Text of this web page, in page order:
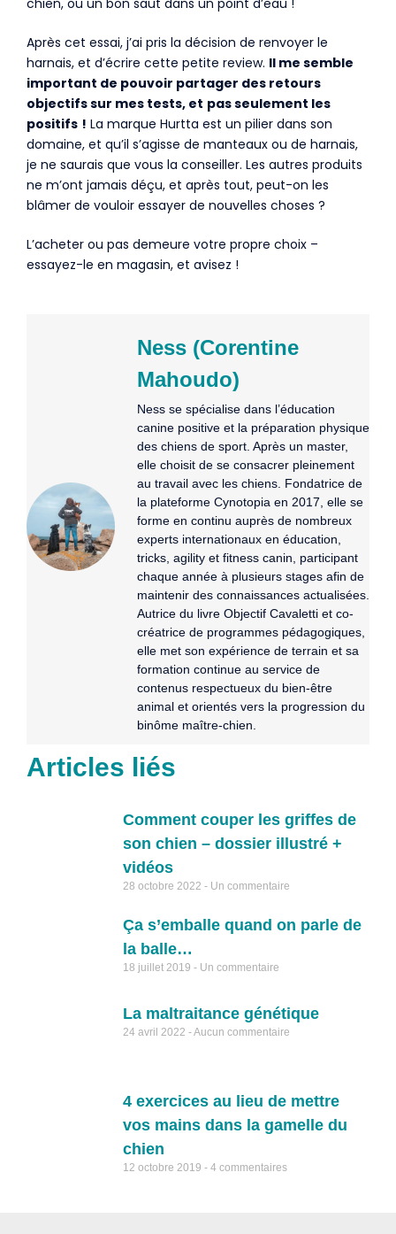
chien, ou un bon saut dans un point d’eau !
Après cet essai, j’ai pris la décision de renvoyer le
harnais, et d’écrire cette petite review. Il me semble
important de pouvoir partager des retours
objectifs sur mes tests, et pas seulement les
positifs ! La marque Hurtta est un pilier dans son
domaine, et qu’il s’agisse de manteaux ou de harnais,
je ne saurais que vous la conseiller. Les autres produits
ne m’ont jamais déçu, et après tout, peut-on les
blâmer de vouloir essayer de nouvelles choses ?
L’acheter ou pas demeure votre propre choix –
essayez-le en magasin, et avisez !
Ness (Corentine
Mahoudo)
Ness se spécialise dans l’éducation
canine positive et la préparation physique
des chiens de sport. Après un master,
elle choisit de se consacrer pleinement
au travail avec les chiens. Fondatrice de
la plateforme Cynotopia en 2017, elle se
forme en continu auprès de nombreux
experts internationaux en éducation,
tricks, agility et fitness canin, participant
chaque année à plusieurs stages afin de
maintenir des connaissances actualisées.
Autrice du livre Objectif Cavaletti et co-
créatrice de programmes pédagogiques,
elle met son expérience de terrain et sa
formation continue au service de
contenus respectueux du bien-être
animal et orientés vers la progression du
binôme maître-chien.
Articles liés
Comment couper les griffes de
son chien – dossier illustré +
vidéos
28 octobre 2022 Un commentaire
Ça s’emballe quand on parle de
la balle…
18 juillet 2019 Un commentaire
La maltraitance génétique
24 avril 2022 Aucun commentaire
4 exercices au lieu de mettre
vos mains dans la gamelle du
chien
12 octobre 2019 4 commentaires